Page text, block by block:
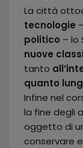
La città
tecnologie
politico – lo
nuove
tanto
quanto
Infine nel
la fine degli
oggetto di
conservare